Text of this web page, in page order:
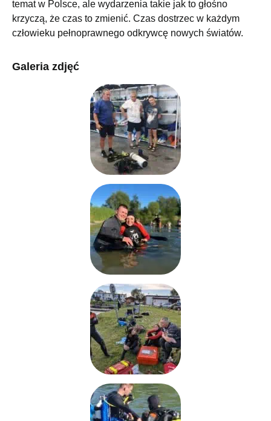
temat w Polsce, ale wydarzenia takie jak to głośno
krzyczą, że czas to zmienić. Czas dostrzec w każdym
człowieku pełnoprawnego odkrywcę nowych światów.
Galeria zdjęć